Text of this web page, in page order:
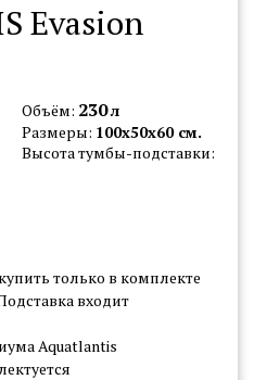
аквариумов
орхидариумы,
аквариумов
Evasion
Объём: 230л
Размеры: 100x50x60 см.
Высота тумбы-подставки:
только в комплекте
входит
Aquatlantis